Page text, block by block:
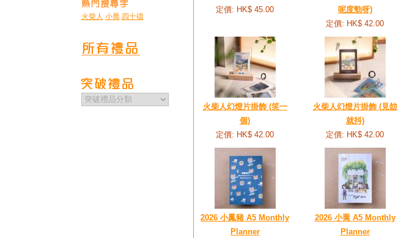
火柴人 小喬 四十禱
定價: HK$ 45.00
呢度勁呀)
定價: HK$ 42.00
火柴人幻燈片掛飾 (笑一
個)
定價: HK$ 42.00
火柴人幻燈片掛飾 (見攰
就抖)
定價: HK$ 42.00
2026 小鳳豬 A5 Monthly
Planner
2026 小喬 A5 Monthly
Planner